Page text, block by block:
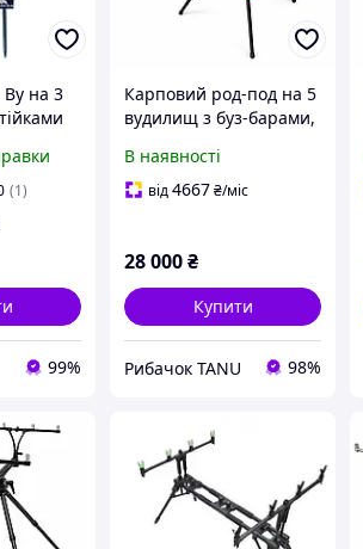
By на 3
(1)
99%
Карповий род-под на 5
вудилищ з буз-барами,
фідера, регульована
стійка для снастей
В наявності
від4667₴/міс
28 000₴
Купити
Рибачок TANU 98%